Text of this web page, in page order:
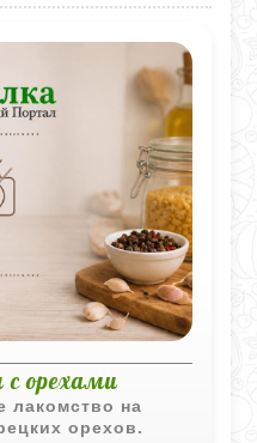
с орехами
лакомство на
орехов.